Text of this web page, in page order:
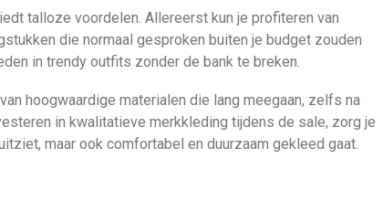
talloze voordelen. Allereerst kun je profiteren van
die normaal gesproken buiten je budget zouden
in trendy outfits zonder de bank te breken.
hoogwaardige materialen die lang meegaan, zelfs na
in kwalitatieve merkkleding tijdens de sale, zorg je
maar ook comfortabel en duurzaam gekleed gaat.